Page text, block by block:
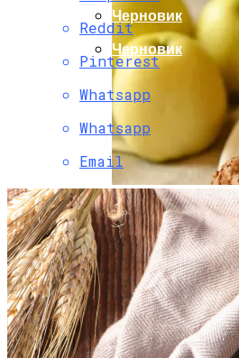
Фирменный
Бабушек,
Секрете.
Черновик
Черновик
Reddit
Pinterest
Whatsapp
Whatsapp
Email